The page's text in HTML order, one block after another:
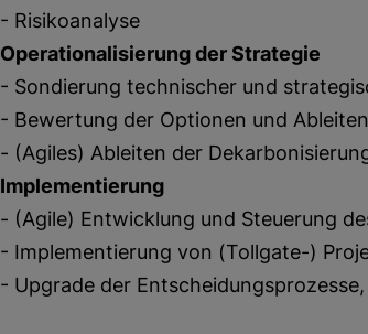
- Risikoanalyse
Operationalisierung der Strategie
- Sondierung technischer und
- Bewertung der Optionen und
- (Agiles) Ableiten der
Implementierung
- (Agile) Entwicklung und Steuerung
- Implementierung von (Tollgate-)
- Upgrade der